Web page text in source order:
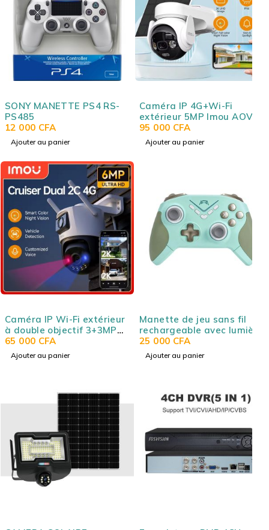
SONY MANETTE PS4 RS-
PS485
12 000 CFA
Ajouter au panier
Caméra IP 4G+Wi-Fi
extérieur 5MP Imou AOV
PT 4G+Wi-Fi 3K (5MP)
95 000 CFA
Ajouter au panier
Caméra IP Wi-Fi extérieur
à double objectif 3+3MP
Imou Cruiser Dual 2C 4G
(6MP)
65 000 CFA
Ajouter au panier
Manette de jeu sans fil
rechargeable avec lumière
RGB colorée YH SN2203
25 000 CFA
Ajouter au panier